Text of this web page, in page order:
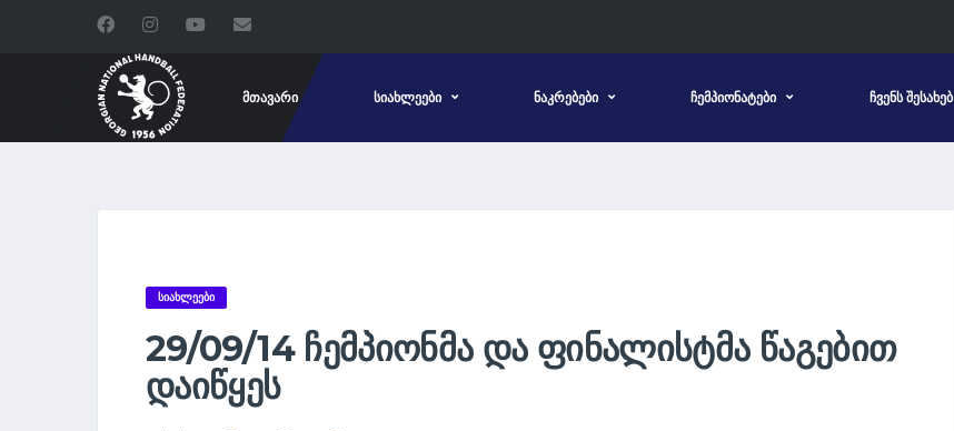
ᲛᲗᲐᲕᲐᲠᲘ ᲡᲘᲐᲮᲚᲔᲔᲑᲘ ᲜᲐᲙᲠᲔᲑᲔᲑᲘ ᲩᲔᲛᲞᲘᲝᲜᲐᲢᲔᲑᲘ ᲩᲕᲔᲜᲡ ᲨᲔᲡᲐᲮᲔᲑ
ᲡᲘᲐᲮᲚᲔᲔᲑᲘ
29/09/14 ᲩᲔᲛᲞᲘᲝᲜᲛᲐ ᲓᲐ ᲤᲘᲜᲐᲚᲘᲡᲢᲛᲐ ᲬᲐᲒᲔᲑᲘᲗ
ᲓᲐᲘᲬᲧᲔᲡ